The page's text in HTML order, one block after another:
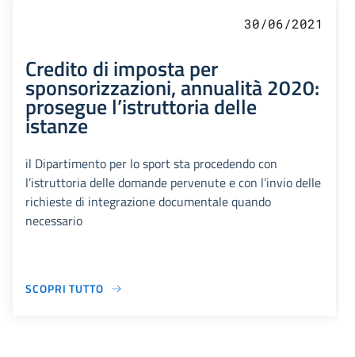
30/06/2021
Credito di imposta per
sponsorizzazioni, annualità 2020:
prosegue l’istruttoria delle
istanze
il Dipartimento per lo sport sta procedendo con
l’istruttoria delle domande pervenute e con l’invio delle
richieste di integrazione documentale quando
necessario
SCOPRI TUTTO